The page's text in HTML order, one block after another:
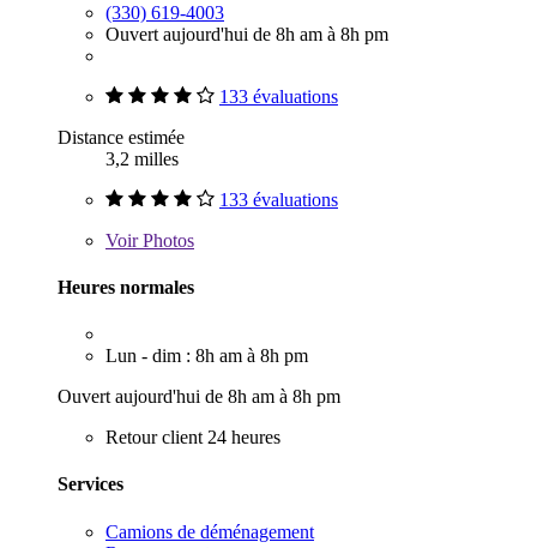
(330) 619-4003
Ouvert aujourd'hui de 8h am à 8h pm
133 évaluations
Distance estimée
3,2 milles
133 évaluations
VoirPhotos
Heures normales
Lun - dim : 8h am à 8h pm
Ouvert aujourd'hui de 8h am à 8h pm
Retour client 24 heures
Services
Camions de déménagement